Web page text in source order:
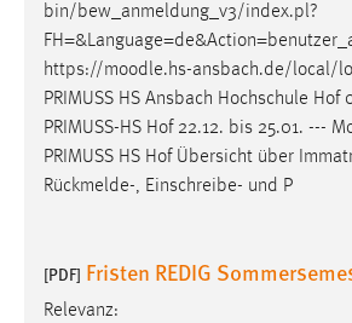
bin/bew_anmeldung_v3/index.pl?
https://moodle.hs-ansbach.de/local/
PRIMUSS HS Ansbach Hochschule Hof
PRIMUSS-HS Hof 22.12. bis 25.01. ---
PRIMUSS HS Hof Übersicht über
Rückmelde-, Einschreibe- und P
[PDF] Fristen REDIG
Relevanz: